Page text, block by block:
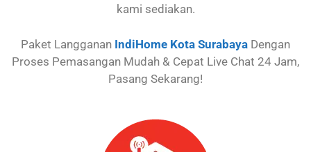
kami sediakan.
Paket Langganan IndiHome Kota Surabaya Dengan
Proses Pemasangan Mudah & Cepat Live Chat 24 Jam,
Pasang Sekarang!